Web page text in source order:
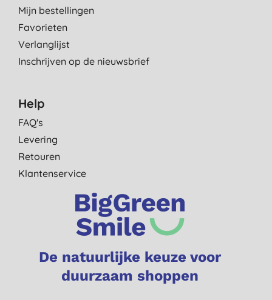
Mijn bestellingen
Favorieten
Verlanglijst
Inschrijven op de nieuwsbrief
Help
FAQ's
Levering
Retouren
Klantenservice
De natuurlijke keuze voor
duurzaam shoppen